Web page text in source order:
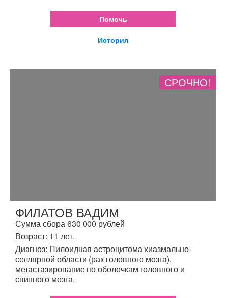
Помочь
История
СРОЧНО!
ФИЛАТОВ ВАДИМ
Сумма сбора 630 000 рублей
Возраст: 11 лет.
Диагноз: Пилоидная астроцитома хиазмально-
селлярной области (рак головного мозга),
метастазирование по оболочкам головного и
спинного мозга.